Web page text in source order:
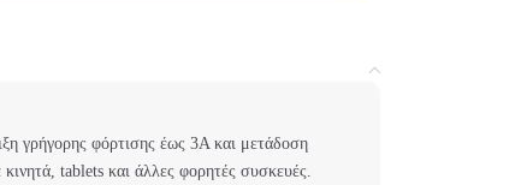
γρήγορης φόρτισης έως 3A και μετάδοση
tablets και άλλες φορητές συσκευές.